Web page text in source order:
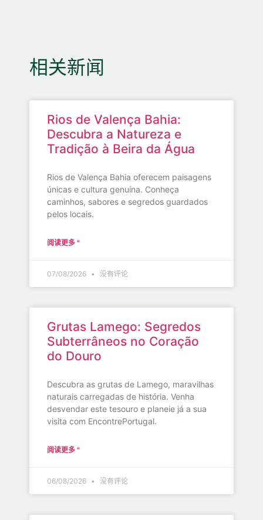
相关新闻
Rios de Valença Bahia:
Descubra a Natureza e
Tradição à Beira da Água
Rios de Valença Bahia oferecem paisagens
únicas e cultura genuína. Conheça
caminhos, sabores e segredos guardados
pelos locais.
阅读更多 "
07/08/2026 没有评论
Grutas Lamego: Segredos
Subterrâneos no Coração
do Douro
Descubra as grutas de Lamego, maravilhas
naturais carregadas de história. Venha
desvendar este tesouro e planeie já a sua
visita com EncontrePortugal.
阅读更多 "
06/08/2026 没有评论